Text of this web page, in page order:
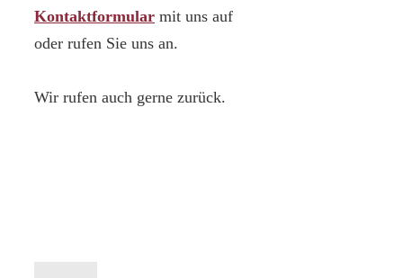
Kontaktformular mit uns auf
oder rufen Sie uns an.
Wir rufen auch gerne zurück.